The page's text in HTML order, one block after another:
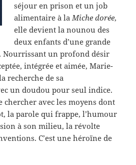
séjour en prison et un job
alimentaire à laMiche dorée,
elle devient la nounou des
deux enfants d’une grande
Nourrissant un profond désir
intégrée et aimée, Marie-
recherche de sa
un doudou pour seul indice.
chercher avec les moyens dont
la parole qui frappe, l’humour
à son milieu, la révolte
C’est une héroïne de